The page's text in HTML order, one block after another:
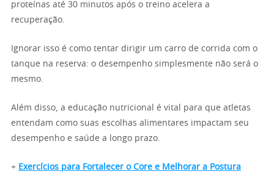
proteínas até 30 minutos após o treino acelera a
recuperação.
Ignorar isso é como tentar dirigir um carro de corrida com o
tanque na reserva: o desempenho simplesmente não será o
mesmo.
Além disso, a educação nutricional é vital para que atletas
entendam como suas escolhas alimentares impactam seu
desempenho e saúde a longo prazo.
+ Exercícios para Fortalecer o Core e Melhorar a Postura